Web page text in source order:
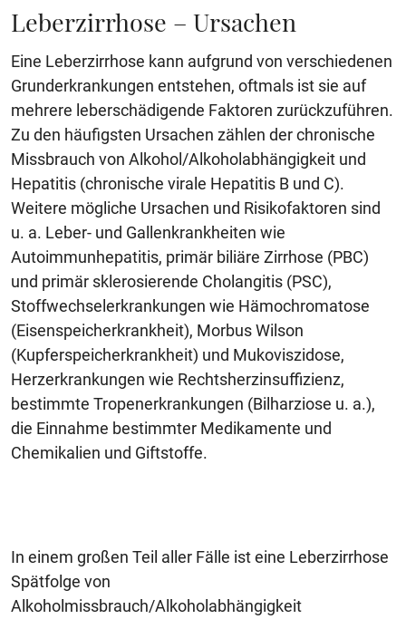
Leberzirrhose – Ursachen
Eine Leberzirrhose kann aufgrund von verschiedenen
Grunderkrankungen entstehen, oftmals ist sie auf
mehrere leberschädigende Faktoren zurückzuführen.
Zu den häufigsten Ursachen zählen der chronische
Missbrauch von Alkohol/Alkoholabhängigkeit und
Hepatitis (chronische virale Hepatitis B und C).
Weitere mögliche Ursachen und Risikofaktoren sind
u. a. Leber- und Gallenkrankheiten wie
Autoimmunhepatitis, primär biliäre Zirrhose (PBC)
und primär sklerosierende Cholangitis (PSC),
Stoffwechselerkrankungen wie Hämochromatose
(Eisenspeicherkrankheit), Morbus Wilson
(Kupferspeicherkrankheit) und Mukoviszidose,
Herzerkrankungen wie Rechtsherzinsuffizienz,
bestimmte Tropenerkrankungen (Bilharziose u. a.),
die Einnahme bestimmter Medikamente und
Chemikalien und Giftstoffe.
In einem großen Teil aller Fälle ist eine Leberzirrhose
Spätfolge von
Alkoholmissbrauch/Alkoholabhängigkeit